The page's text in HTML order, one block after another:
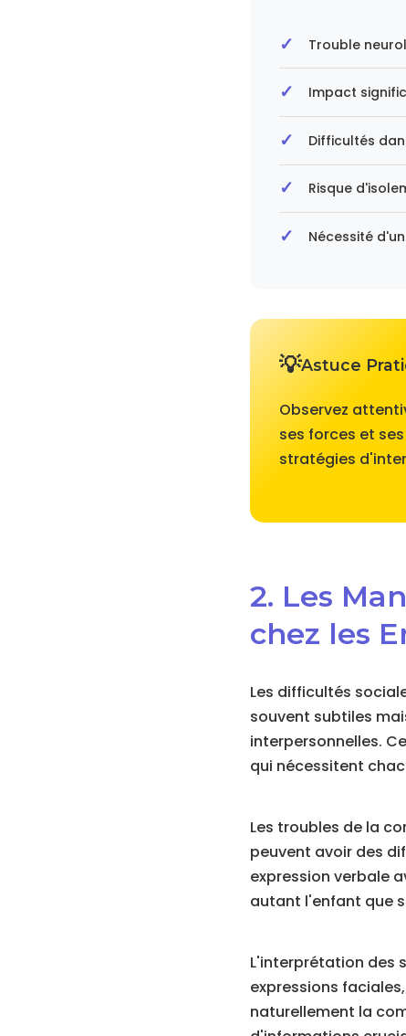
Trouble
Impact
Difficultés
Risque
Nécessité
Astuce
Observez
ses forces et
stratégies
2. Les
chez les
Les difficultés
souvent subtiles
interpersonnelles.
qui nécessitent
Les troubles de la
peuvent avoir des
expression verbale
autant l'enfant que
L'interprétation des
expressions
naturellement la